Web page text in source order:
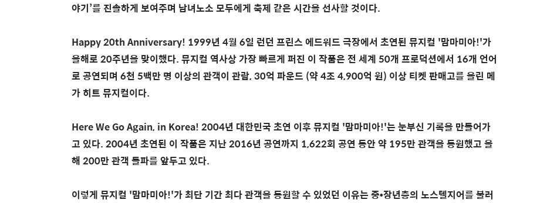
야기’를 진솔하게 보여주며 남녀노소 모두에게 축제 같은 시간을 선사할 것이다.
Happy 20th Anniversary! 1999년 4월 6일 런던 프린스 에드워드 극장에서 초연된 뮤지컬 '맘마미아!'가
올해로 20주년을 맞이했다. 뮤지컬 역사상 가장 빠르게 퍼진 이 작품은 전 세계 50개 프로덕션에서 16개 언어
로 공연되며 6천 5백만 명 이상의 관객이 관람, 30억 파운드 (약 4조 4,900억 원) 이상 티켓 판매고를 올린 메
가 히트 뮤지컬이다.
Here We Go Again, in Korea! 2004년 대한민국 초연 이후 뮤지컬 '맘마미아!'는 눈부신 기록을 만들어가
고 있다. 2004년 초연된 이 작품은 지난 2016년 공연까지 1,622회 공연 동안 약 195만 관객을 동원했고 올
해 200만 관객 돌파를 앞두고 있다.
이렇게 뮤지컬 '맘마미아!'가 최단 기간 최다 관객을 동원할 수 있었던 이유는 중•장년층의 노스텔지어를 불러